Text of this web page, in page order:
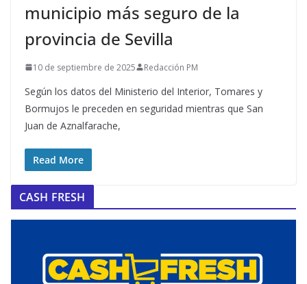
municipio más seguro de la
provincia de Sevilla
10 de septiembre de 2025 Redacción PM
Según los datos del Ministerio del Interior, Tomares y
Bormujos le preceden en seguridad mientras que San
Juan de Aznalfarache,
Read More
CASH FRESH